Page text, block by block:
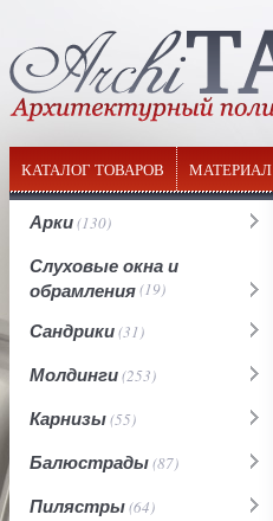
КАТАЛОГ ТОВАРОВ МАТЕРИАЛ
Арки(130)
Слуховые окна и
обрамления(19)
Сандрики(31)
Молдинги(253)
Карнизы(55)
Балюстрады(87)
Пилястры(64)